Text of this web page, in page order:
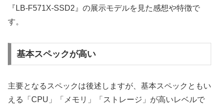
『LB-F571X-SSD2』の展示モデルを見た感想や特徴で
す。
基本スペックが高い
主要となるスペックは後述しますが、基本スペックともい
える「CPU」「メモリ」「ストレージ」が高いレベルで